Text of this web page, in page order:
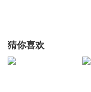
猜你喜欢